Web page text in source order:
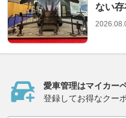
ない存
愛車管理はマイカー
登録してお得なクー